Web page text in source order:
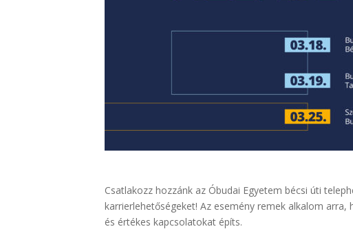
Csatlakozz hozzánk az Óbudai Egyetem bécsi úti
karrierlehetőségeket! Az esemény remek alkalom
és értékes kapcsolatokat építs.